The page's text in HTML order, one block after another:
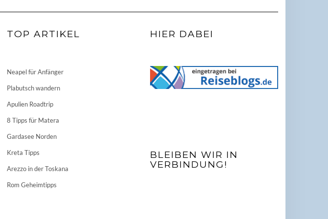
TOP ARTIKEL
Neapel für Anfänger
Plabutsch wandern
Apulien Roadtrip
8 Tipps für Matera
Gardasee Norden
Kreta Tipps
Arezzo in der Toskana
Rom Geheimtipps
HIER DABEI
BLEIBEN WIR IN
VERBINDUNG!